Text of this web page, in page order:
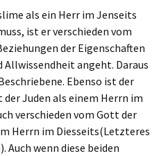
als ein Herr im Jenseits
ist er verschieden vom
der Eigenschaften
angeht. Daraus
Ebenso ist der
Juden als einem Herrn im
verschieden vom Gott der
Herrn im Diesseits(Letzteres
wenn diese beiden